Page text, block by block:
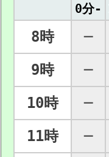
0分-
8時 ─
9時
─
10時
─
11時
─